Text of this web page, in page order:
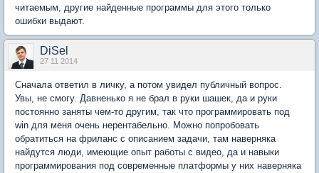
читаемым, другие найденные программы для этого только
ошибки выдают.
DiSel
27 11 2014
Сначала ответил в личку, а потом увидел публичный вопрос.
Увы, не смогу. Давненько я не брал в руки шашек, да и руки
постоянно заняты чем-то другим, так что программировать под
win для меня очень нерентабельно. Можно попробовать
обратиться на фриланс с описанием задачи, там наверняка
найдутся люди, имеющие опыт работы с видео, да и навыки
программирования под современные платформы у них наверняка